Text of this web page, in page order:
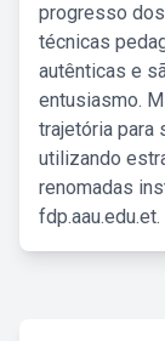
progresso
técnicas
autênticas e
entusiasmo.
trajetória para
utilizando
renomadas
fdp.aau.edu.et.